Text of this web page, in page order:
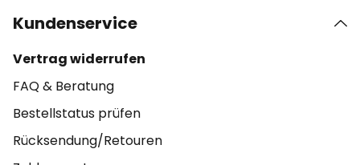
Kundenservice
Vertrag widerrufen
FAQ & Beratung
Bestellstatus prüfen
Rücksendung/Retouren